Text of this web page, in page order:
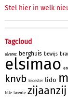
Stel hier in welk
Tagcloud
alvarez berghuis bewijs
elsimao
knvb leicester lido
title twente zijaanzij